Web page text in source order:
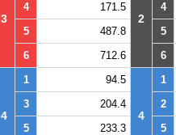
3 2
4 171.5
4
5 487.8
5
6 712.6 6
4
1 94.5
4
1
3 204.4
2
5 233.3
5